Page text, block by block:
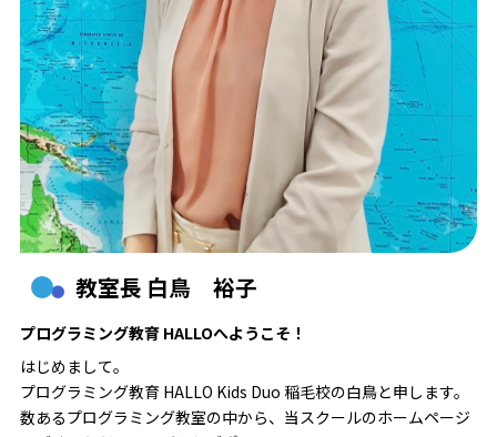
教室長 白鳥 裕子
プログラミング教育 HALLOへようこそ！
はじめまして。
プログラミング教育 HALLO Kids Duo 稲毛校の白鳥と申します。
数あるプログラミング教室の中から、当スクールのホームページ